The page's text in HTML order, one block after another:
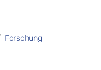
Forschung